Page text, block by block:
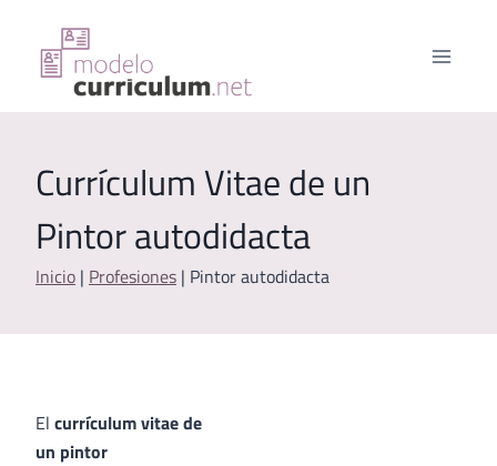
contenido
Currículum Vitae de un
Pintor autodidacta
Inicio | Profesiones | Pintor autodidacta
El currículum vitae de
un pintor